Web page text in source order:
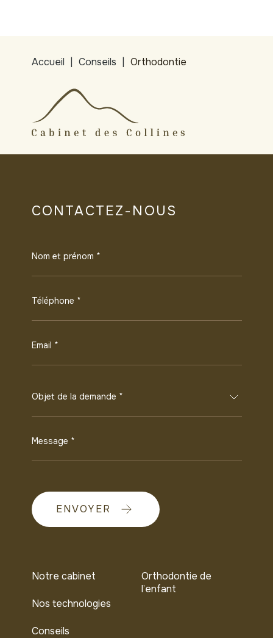
Accueil Conseils Orthodontie
CONTACTEZ-NOUS
Nom et prénom *
Téléphone *
Email *
Objet de la demande *
Message *
ENVOYER
Notre cabinet
Nos technologies
Conseils
Orthodontie de
l’enfant